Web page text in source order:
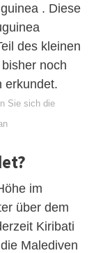
. Diese
des kleinen
noch
erkundet.
Sie sich die
im
über dem
Kiribati
Malediven